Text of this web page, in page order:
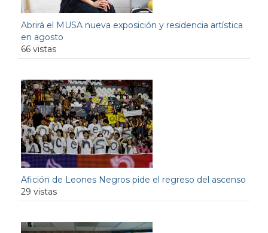
Abrirá el MUSA nueva exposición y residencia artística
en agosto
66 vistas
Afición de Leones Negros pide el regreso del ascenso
29 vistas